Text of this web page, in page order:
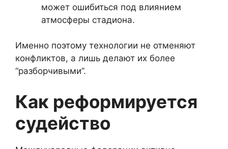
может ошибиться под влиянием
атмосферы стадиона.
Именно поэтому технологии не отменяют
конфликтов, а лишь делают их более
“разборчивыми”.
Как реформируется
судейство